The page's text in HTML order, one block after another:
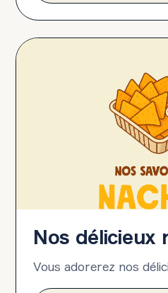
Nos délicieux
Vous adorerez nos